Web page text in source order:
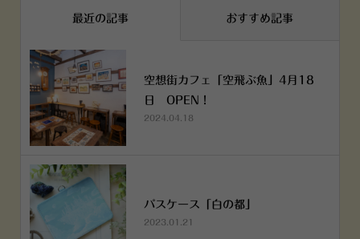
最近の記事 おすすめ記事
空想街カフェ「空飛ぶ魚」4月18
日 OPEN！
2024.04.18
パスケース「白の都」
2023.01.21